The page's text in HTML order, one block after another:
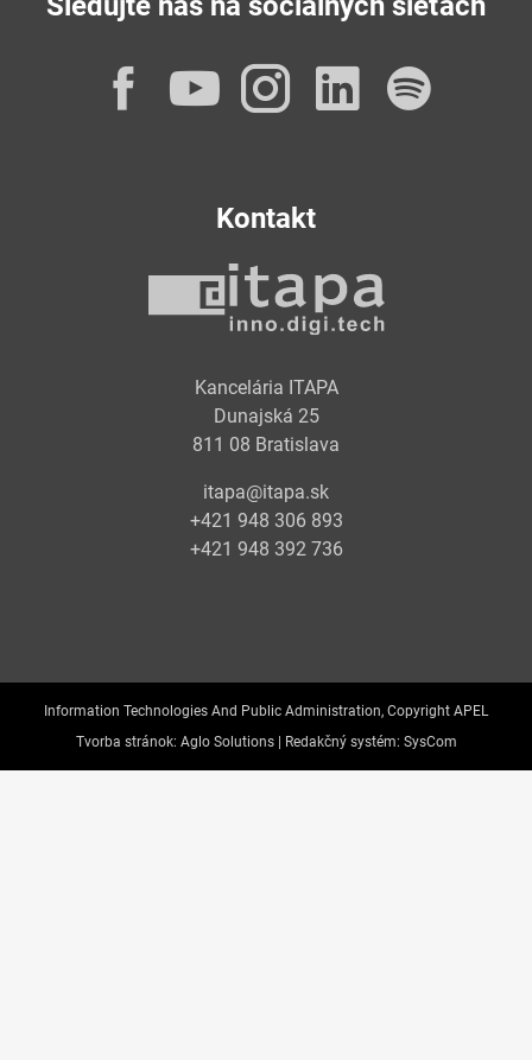
Facebook
YouTube
Instagram
Kontakt
Kancelária ITAPA
Dunajská 25
811 08 Bratislava
itapa@itapa.sk
+421 948 306 893
+421 948 392 736
Information Technologies And Public Administration, Copyright APEL
Tvorba stránok: Aglo Solutions | Redakčný systém: SysCom